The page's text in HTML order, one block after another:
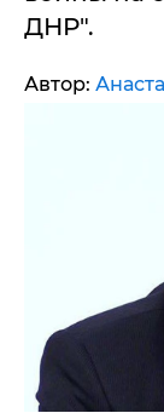
ДНР".
Автор: